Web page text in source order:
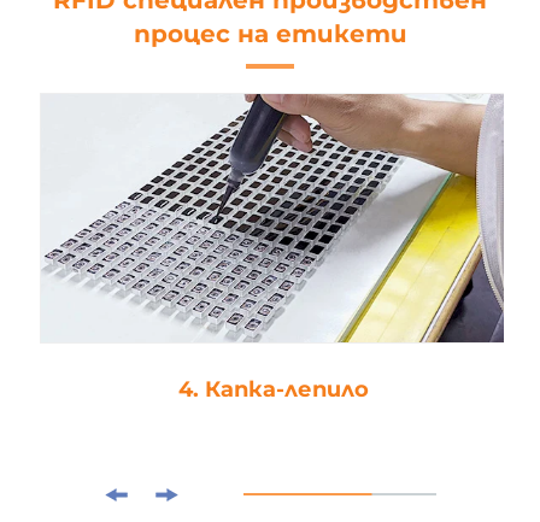
процес на етикети
4. Капка-лепило